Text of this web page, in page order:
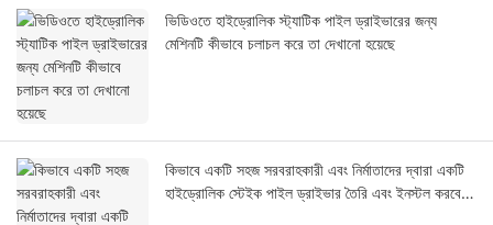
ভিডিওতে হাইড্রোলিক স্ট্যাটিক পাইল ড্রাইভারের জন্য
মেশিনটি কীভাবে চলাচল করে তা দেখানো হয়েছে
কিভাবে একটি সহজ সরবরাহকারী এবং নির্মাতাদের দ্বারা একটি
হাইড্রোলিক স্টেইক পাইল ড্রাইভার তৈরি এবং ইনস্টল করবেন